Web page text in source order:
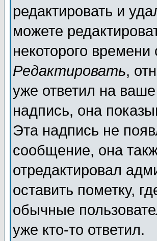
редактировать и
можете
некоторого
Редактировать,
уже ответил на
надпись, она
Эта надпись не
сообщение, она
отредактировал
оставить пометку,
обычные
уже кто-то ответил.